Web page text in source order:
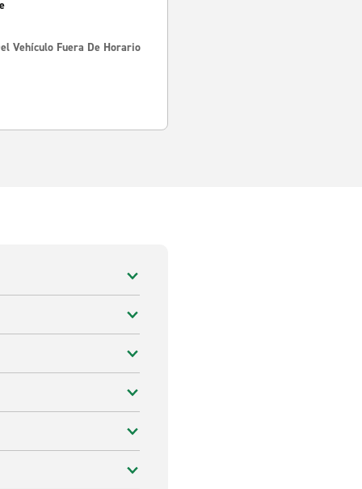
Vehículo Fuera De Horario